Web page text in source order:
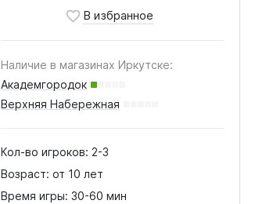
Наличие в магазинах Иркутске:
Академгородок
Верхняя Набережная
Кол-во игроков: 2-3
Возраст: от 10 лет
Время игры: 30-60 мин